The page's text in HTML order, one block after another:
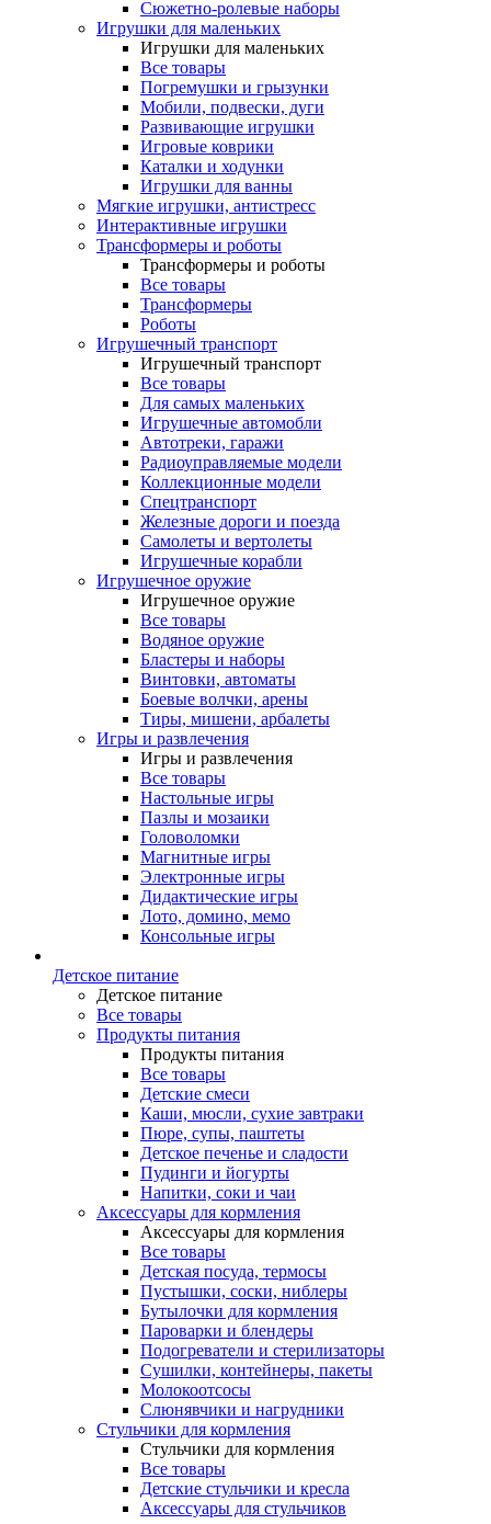
Сюжетно-ролевые наборы
Игрушки для маленьких
Игрушки для маленьких
Все товары
Погремушки и грызунки
Мобили, подвески, дуги
Развивающие игрушки
Игровые коврики
Каталки и ходунки
Игрушки для ванны
Мягкие игрушки, антистресс
Интерактивные игрушки
Трансформеры и роботы
Трансформеры и роботы
Все товары
Трансформеры
Роботы
Игрушечный транспорт
Игрушечный транспорт
Все товары
Для самых маленьких
Игрушечные автомобли
Автотреки, гаражи
Радиоуправляемые модели
Коллекционные модели
Спецтранспорт
Железные дороги и поезда
Самолеты и вертолеты
Игрушечные корабли
Игрушечное оружие
Игрушечное оружие
Все товары
Водяное оружие
Бластеры и наборы
Винтовки, автоматы
Боевые волчки, арены
Тиры, мишени, арбалеты
Игры и развлечения
Игры и развлечения
Все товары
Настольные игры
Пазлы и мозаики
Головоломки
Магнитные игры
Электронные игры
Дидактические игры
Лото, домино, мемо
Консольные игры
Детское питание
Детское питание
Все товары
Продукты питания
Продукты питания
Все товары
Детские смеси
Каши, мюсли, сухие завтраки
Пюре, супы, паштеты
Детское печенье и сладости
Пудинги и йогурты
Напитки, соки и чаи
Аксессуары для кормления
Аксессуары для кормления
Все товары
Детская посуда, термосы
Пустышки, соски, ниблеры
Бутылочки для кормления
Пароварки и блендеры
Подогреватели и стерилизаторы
Сушилки, контейнеры, пакеты
Молокоотсосы
Слюнявчики и нагрудники
Стульчики для кормления
Стульчики для кормления
Все товары
Детские стульчики и кресла
Аксессуары для стульчиков